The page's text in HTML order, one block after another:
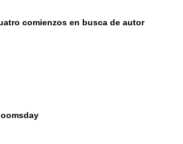
comienzos en busca de autor